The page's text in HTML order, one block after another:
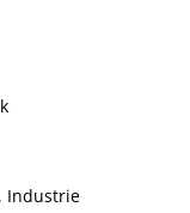
Industrie